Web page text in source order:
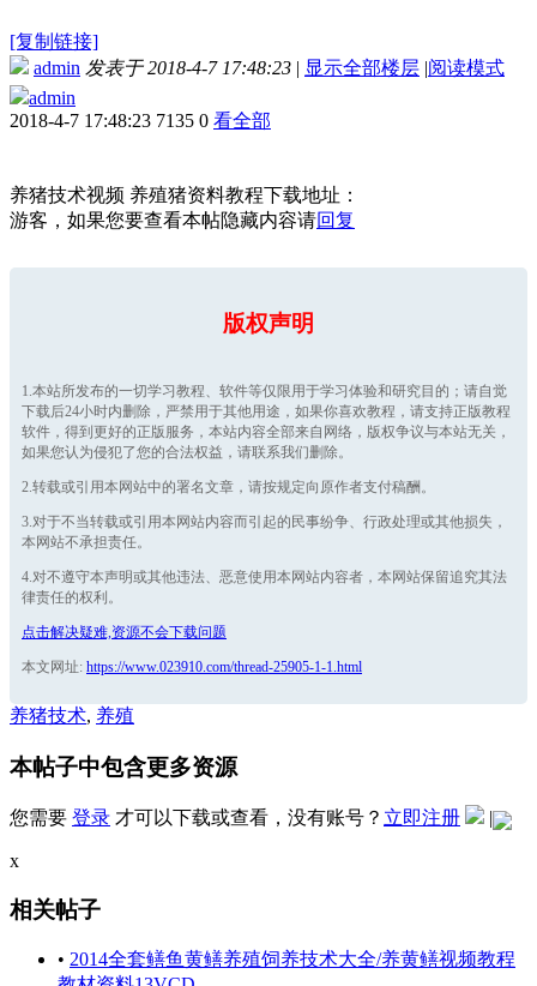
[复制链接]
admin 发表于 2018-4-7 17:48:23 | 显示全部楼层 |阅读模式
admin
2018-4-7 17:48:23 7135 0 看全部
养猪技术视频 养殖猪资料教程下载地址：
游客，如果您要查看本帖隐藏内容请回复
版权声明
1.本站所发布的一切学习教程、软件等仅限用于学习体验和研究目的；请自觉
下载后24小时内删除，严禁用于其他用途，如果你喜欢教程，请支持正版教程
软件，得到更好的正版服务，本站内容全部来自网络，版权争议与本站无关，
如果您认为侵犯了您的合法权益，请联系我们删除。
2.转载或引用本网站中的署名文章，请按规定向原作者支付稿酬。
3.对于不当转载或引用本网站内容而引起的民事纷争、行政处理或其他损失，
本网站不承担责任。
4.对不遵守本声明或其他违法、恶意使用本网站内容者，本网站保留追究其法
律责任的权利。
点击解决疑难,资源不会下载问题
本文网址: https://www.023910.com/thread-25905-1-1.html
养猪技术, 养殖
本帖子中包含更多资源
您需要 登录 才可以下载或查看，没有账号？ 立即注册 |
x
相关帖子
• 2014全套鳝鱼黄鳝养殖饲养技术大全/养黄鳝视频教程